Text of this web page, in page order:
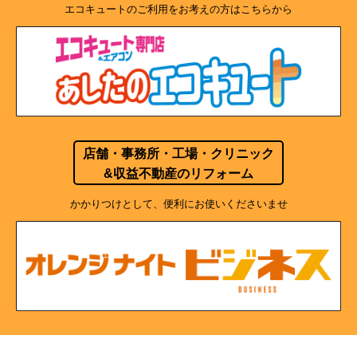
エコキュートのご利用をお考えの方はこちらから
店舗・事務所・工場・クリニック
&収益不動産のリフォーム
かかりつけとして、便利にお使いくださいませ